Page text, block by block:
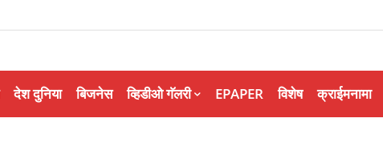
देश दुनिया बिजनेस व्हिडीओ गॅलरी EPAPER विशेष क्राईमनामा